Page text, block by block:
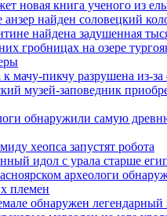
новая книга ученого из
анзер найден соловецкий
найдена задушенная
гробницах на озере
к мачу-пикчу разрушена из-за
музей-заповедник
обнаружили самую
хеопса запустят робота
идол с урала старше
археологи
племен
обнаружен легендарный